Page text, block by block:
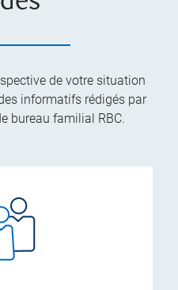
de votre situation
informatifs rédigés par
bureau familial RBC.